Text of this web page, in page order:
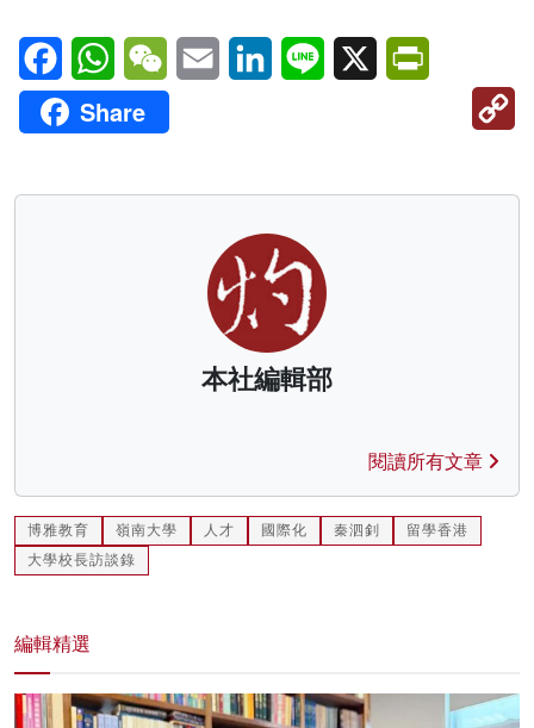
FacebookWhatsAppWeChatEmail LinkedInLine X
Share
本社編輯部
閱讀所有文章
博雅教育 嶺南大學 人才 國際化 秦泗釗
留學香港
大學校長訪談錄
編輯精選